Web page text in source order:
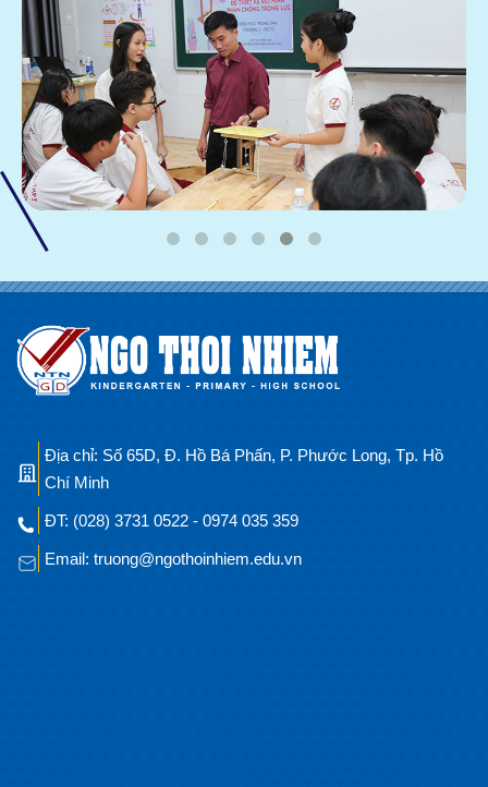
Địa chỉ: Số 65D, Đ. Hồ Bá Phấn, P. Phước Long, Tp. Hồ
Chí Minh
ĐT: (028) 3731 0522 - 0974 035 359
Email: truong@ngothoinhiem.edu.vn